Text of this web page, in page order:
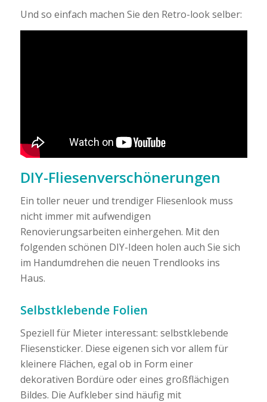
Und so einfach machen Sie den Retro-look selber:
DIY-Fliesenverschönerungen
Ein toller neuer und trendiger Fliesenlook muss
nicht immer mit aufwendigen
Renovierungsarbeiten einhergehen. Mit den
folgenden schönen DIY-Ideen holen auch Sie sich
im Handumdrehen die neuen Trendlooks ins
Haus.
Selbstklebende Folien
Speziell für Mieter interessant: selbstklebende
Fliesensticker. Diese eigenen sich vor allem für
kleinere Flächen, egal ob in Form einer
dekorativen Bordüre oder eines großflächigen
Bildes. Die Aufkleber sind häufig mit